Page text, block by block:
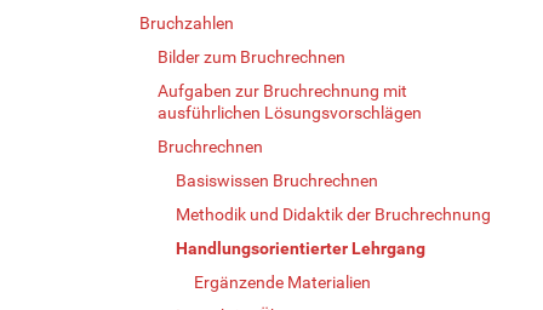
Bruchzahlen
Bilder zum Bruchrechnen
Aufgaben zur Bruchrechnung mit
ausführlichen Lösungsvorschlägen
Bruchrechnen
Basiswissen Bruchrechnen
Methodik und Didaktik der Bruchrechnung
Handlungsorientierter Lehrgang
Ergänzende Materialien